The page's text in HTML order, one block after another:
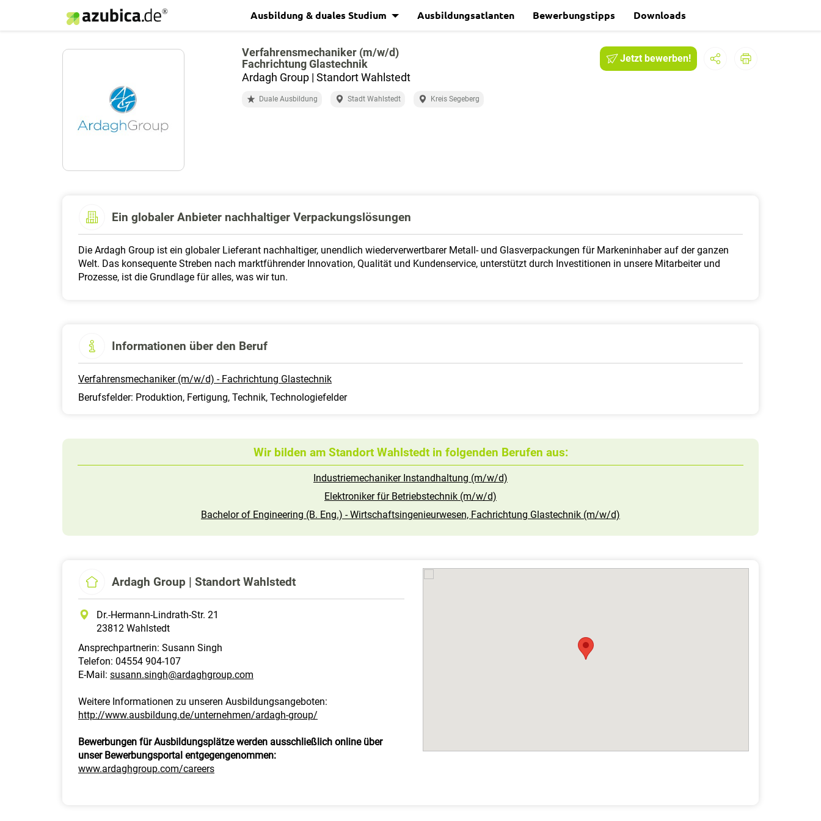
Ausbildung & duales Studium Ausbildungsatlanten Bewerbungstipps Downloads
Verfahrensmechaniker (m/w/d)
Fachrichtung Glastechnik
Ardagh Group | Standort Wahlstedt
Jetzt bewerben!
Duale Ausbildung Stadt Wahlstedt Kreis Segeberg
Ein globaler Anbieter nachhaltiger Verpackungslösungen
Die Ardagh Group ist ein globaler Lieferant nachhaltiger, unendlich wiederverwertbarer Metall- und Glasverpackungen für Markeninhaber auf der ganzen
Welt. Das konsequente Streben nach marktführender Innovation, Qualität und Kundenservice, unterstützt durch Investitionen in unsere Mitarbeiter und
Prozesse, ist die Grundlage für alles, was wir tun.
Informationen über den Beruf
Verfahrensmechaniker (m/w/d) - Fachrichtung Glastechnik
Berufsfelder: Produktion, Fertigung, Technik, Technologiefelder
Wir bilden am Standort Wahlstedt in folgenden Berufen aus:
Industriemechaniker Instandhaltung (m/w/d)
Elektroniker für Betriebstechnik (m/w/d)
Bachelor of Engineering (B. Eng.) - Wirtschaftsingenieurwesen, Fachrichtung Glastechnik (m/w/d)
Ardagh Group | Standort Wahlstedt
Dr.-Hermann-Lindrath-Str. 21
23812 Wahlstedt
Ansprechpartnerin: Susann Singh
Telefon: 04554 904-107
E-Mail: susann.singh@ardaghgroup.com
Weitere Informationen zu unseren Ausbildungsangeboten:
http://www.ausbildung.de/unternehmen/ardagh-group/
Bewerbungen für Ausbildungsplätze werden ausschließlich online über
unser Bewerbungsportal entgegengenommen:
www.ardaghgroup.com/careers